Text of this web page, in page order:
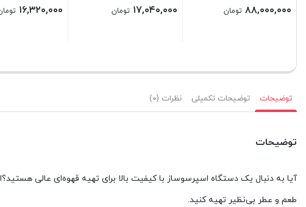
تومان ۱۶,۳۲۰,۰۰۰ تومان ۲۶,۰۸۰,۰۰۰ تومان
توضیحات توضیحات تکمیلی نظرات (۰)
توضیحات
طعم و عطر بی‌نظیر تهیه کنید.